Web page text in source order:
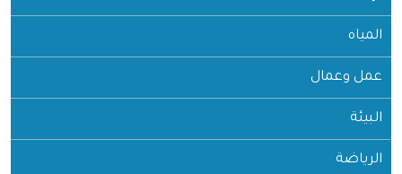
المياه
عمل وعمال
البيئة
الرياضة